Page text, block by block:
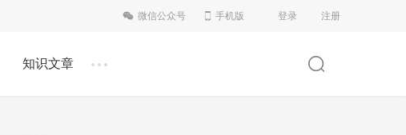
登录 注册
微信公众号 手机版
知识文章 ...